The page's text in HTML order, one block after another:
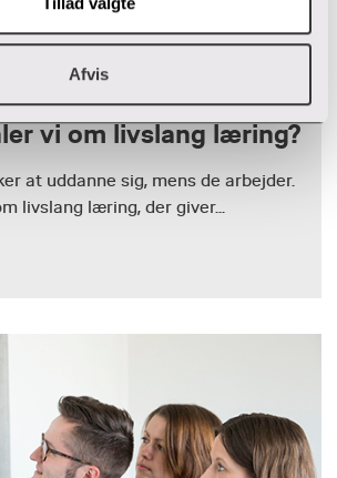
Afvis
vi om livslang læring?
at uddanne sig, mens de arbejder.
livslang læring, der giver...